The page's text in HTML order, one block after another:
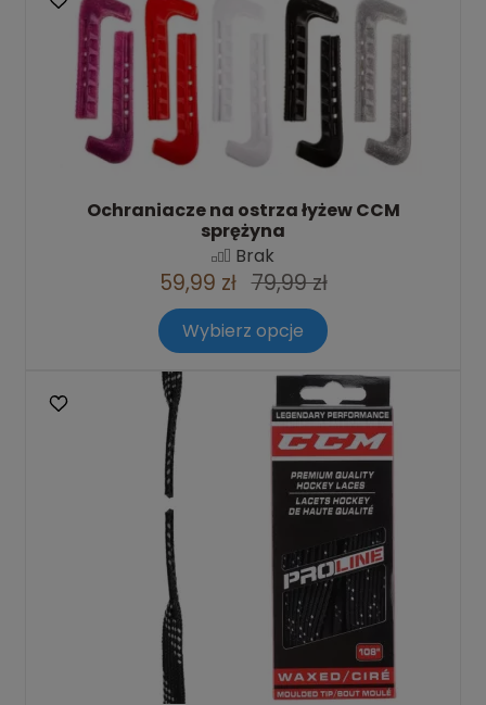
Ochraniacze na ostrza łyżew CCM
sprężyna
Brak
59,99 zł 79,99 zł
Wybierz opcje